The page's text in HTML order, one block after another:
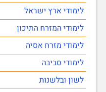
לימודי ארץ ישראל
לימודי המזרח התיכון
לימודי מזרח אסיה
לימודי סביבה
לשון ובלשנות